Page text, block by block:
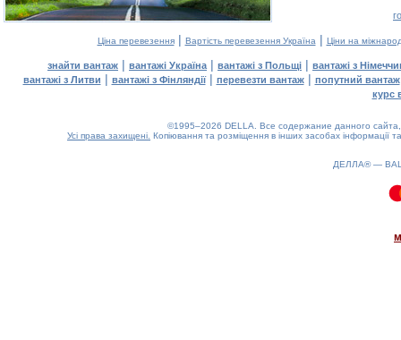
Ціна перевезення| Вартість перевезення Україна | Ціни на
знайти вантаж | вантажі Україна | вантажі з Польщі | вантажі з
вантажі з Литви | вантажі з Фінляндії| перевезти вантаж| попутний вантаж
курс
©1995–2026 DELLA. Все содержание данного
Усі права захищені. Копіювання та розміщення в інших засобах інформації
ДЕЛЛА® —